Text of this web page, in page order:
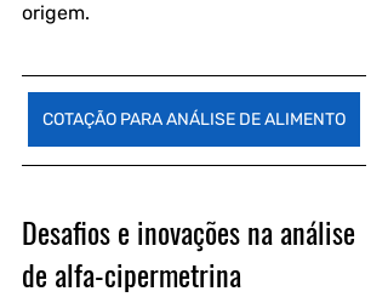
origem.
COTAÇÃO PARA ANÁLISE DE ALIMENTO
Desafios e inovações na análise
de alfa-cipermetrina